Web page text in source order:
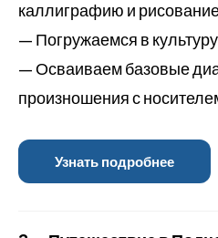
каллиграфию и
— Погружаемся в
— Осваиваем базовые
произношения с
Узнать подробнее